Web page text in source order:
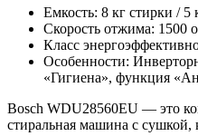
Емкость: 8 кг стирки / 5
Скорость отжима: 1500
Класс
Особенности:
«Гигиена», функция
Bosch WDU28560EU — это
стиральная машина с сушкой,